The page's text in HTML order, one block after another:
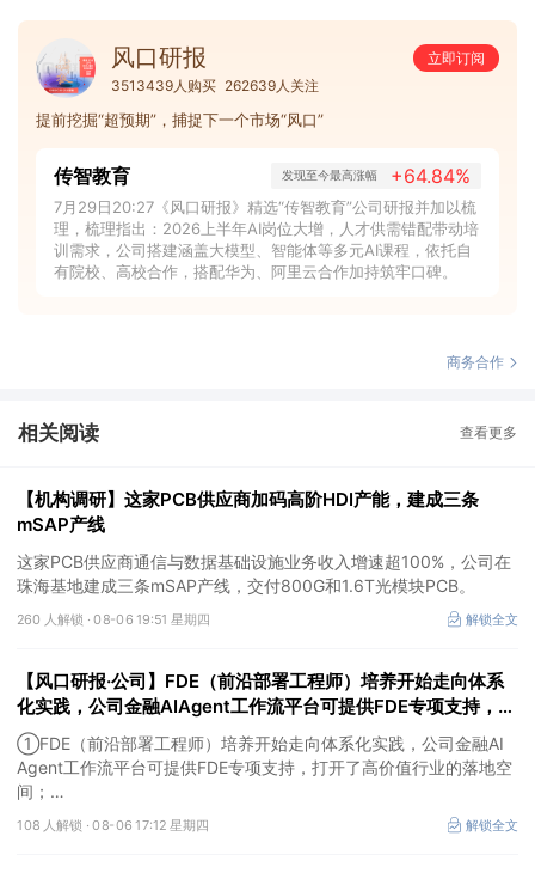
风口研报
立即订阅
3513439人购买 262639人关注
提前挖掘“超预期”，捕捉下一个市场“风口”
传智教育 发现至今最高涨幅 +64.84%
7月29日20:27《风口研报》精选“传智教育”公司研报并加以梳
理，梳理指出：2026上半年AI岗位大增，人才供需错配带动培
训需求，公司搭建涵盖大模型、智能体等多元AI课程，依托自
有院校、高校合作，搭配华为、阿里云合作加持筑牢口碑。
商务合作
相关阅读 查看更多
【机构调研】这家PCB供应商加码高阶HDI产能，建成三条
mSAP产线
这家PCB供应商通信与数据基础设施业务收入增速超100%，公司在
珠海基地建成三条mSAP产线，交付800G和1.6T光模块PCB。
260 人解锁 ·08-06 19:51 星期四 解锁全文
【风口研报·公司】FDE（前沿部署工程师）培养开始走向体系
化实践，公司金融AIAgent工作流平台可提供FDE专项支持，打
开了高价值行业的落地空间；另有公司兼具成长强确定性、低估
值、高股息属性
①FDE（前沿部署工程师）培养开始走向体系化实践，公司金融AI
Agent工作流平台可提供FDE专项支持，打开了高价值行业的落地空
间；
②这家公司兼具成长强确定性、低估值、高股息属性，受益于国内
外贸易额高速增长，且还有AI应用加速渗透+跨境支付等成长极。
108 人解锁 ·08-06 17:12 星期四 解锁全文